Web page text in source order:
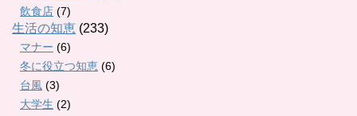
飲食店 (7)
生活の知恵 (233)
マナー (6)
冬に役立つ知恵 (6)
台風 (3)
大学生 (2)